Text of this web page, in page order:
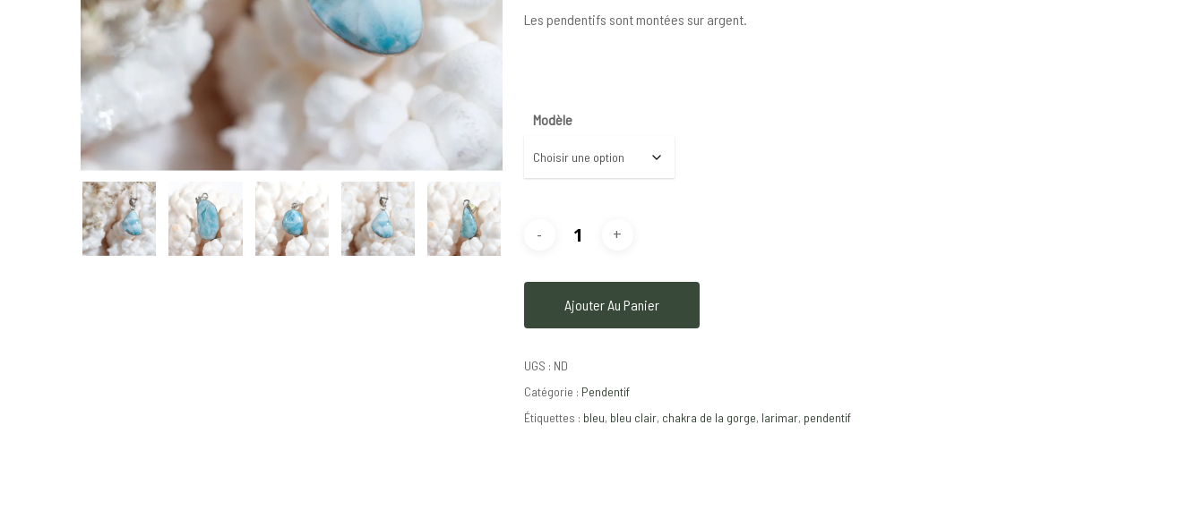
Les pendentifs sont montées sur argent.
Modèle
Ajouter Au Panier
UGS : ND
Catégorie : Pendentif
Étiquettes : bleu, bleu clair, chakra de la gorge, larimar, pendentif